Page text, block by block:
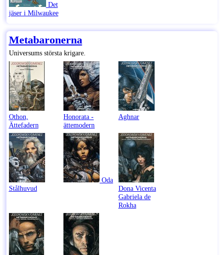
Det
jäser i Milwaukee
Metabaronerna
Universums största krigare.
Othon,
Ättefadern
Honorata -
ättemodern
Aghnar
Stålhuvud
Oda
Dona Vicenta
Gabriela de
Rokha